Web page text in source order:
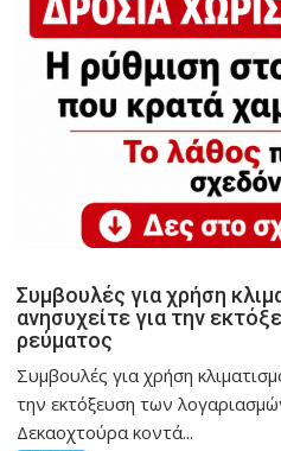
Συμβουλές για χρήση
ανησυχείτε για την
ρεύματος
Συμβουλές για χρήση
την εκτόξευση των
Δεκαοχτούρα κοντά...